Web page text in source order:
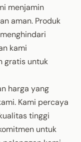
menjamin
aman. Produk
kami
gratis untuk
harga yang
Kami percaya
tinggi
untuk